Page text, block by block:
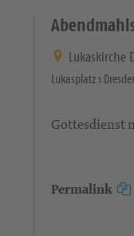
Lukaskirche
Lukasplatz 1
Gottesdienst
Permalink